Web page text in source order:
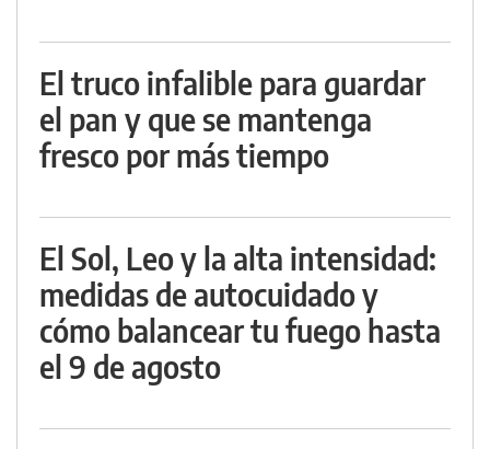
El truco infalible para guardar
el pan y que se mantenga
fresco por más tiempo
El Sol, Leo y la alta intensidad:
medidas de autocuidado y
cómo balancear tu fuego hasta
el 9 de agosto